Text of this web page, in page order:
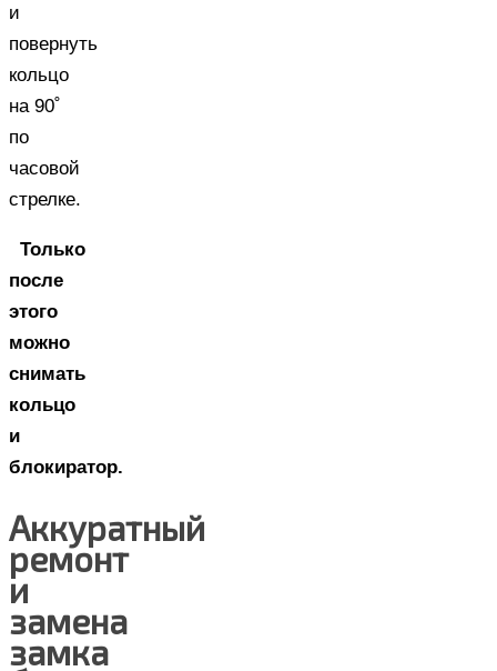
и
повернуть
кольцо
на 90˚
по
часовой
стрелке.
Только
после
этого
можно
снимать
кольцо
и
блокиратор.
Аккуратный
ремонт
и
замена
замка